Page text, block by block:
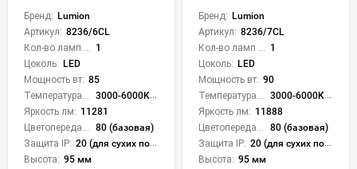
Бренд: Lumion
Артикул: 8236/6CL
Кол-во ламп или LED: 1
Цоколь: LED
Мощность вт: 85
Температура света:
3000-6000K (плавная рег.)
Яркость лм: 11281
Цветопередача (CRI):
80 (базовая)
Защита IP: 20 (для сухих пом.)
Высота: 95 мм
Бренд: Lumion
Артикул: 8236/7CL
Кол-во ламп или LED: 1
Цоколь: LED
Мощность вт: 90
Температура света:
3000-6000K (плавная рег.)
Яркость лм: 11888
Цветопередача (CRI):
80 (базовая)
Защита IP: 20 (для сухих пом.)
Высота: 95 мм